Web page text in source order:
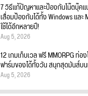
7 วิธีแก้ปัญหาและป้องกันโน๊ตบุ๊ค
เสื่อมป้องกันได้ทั้ง Windows แล
ใช้ได้อีกหลายปี!
Aug 5, 2026
12 เกมเก็บเวล ฟรี MMORPG ท่
ฟาร์มของได้ทั้งวัน สนุกสุดมันส์บ
Aug 5, 2026